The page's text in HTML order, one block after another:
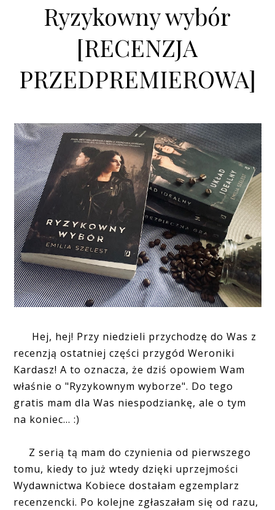
Ryzykowny wybór
[RECENZJA
PRZEDPREMIEROWA]
Hej, hej! Przy niedzieli przychodzę do Was z
recenzją ostatniej części przygód Weroniki
Kardasz! A to oznacza, że dziś opowiem Wam
właśnie o "Ryzykownym wyborze". Do tego
gratis mam dla Was niespodziankę, ale o tym
na koniec... :)
Z serią tą mam do czynienia od pierwszego
tomu, kiedy to już wtedy dzięki uprzejmości
Wydawnictwa Kobiece dostałam egzemplarz
recenzencki. Po kolejne zgłaszałam się od razu,